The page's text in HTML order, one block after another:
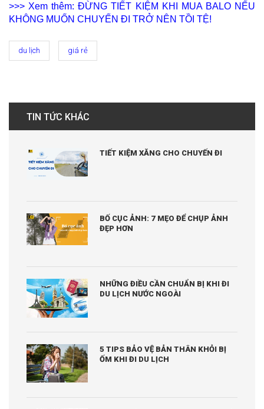
>>> Xem thêm: ĐỪNG TIẾT KIỆM KHI MUA BALO NẾU
KHÔNG MUỐN CHUYẾN ĐI TRỞ NÊN TỒI TỆ!
du lịch giá rẻ
TIN TỨC KHÁC
TIẾT KIỆM XĂNG CHO CHUYẾN ĐI
BỐ CỤC ẢNH: 7 MẸO ĐỂ CHỤP ẢNH
ĐẸP HƠN
NHỮNG ĐIỀU CẦN CHUẨN BỊ KHI ĐI
DU LỊCH NƯỚC NGOÀI
5 TIPS BẢO VỆ BẢN THÂN KHỎI BỊ
ỐM KHI ĐI DU LỊCH